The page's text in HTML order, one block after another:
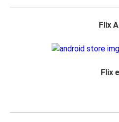
Flix
Flix